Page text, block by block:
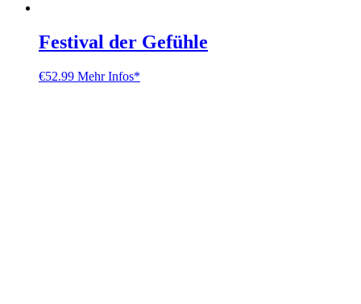
Festival der Gefühle
€52.99 Mehr Infos*